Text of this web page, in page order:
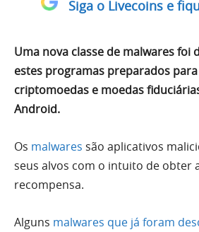
Siga o Livecoins e
Uma nova classe de malwares foi
estes programas preparados
criptomoedas e moedas
Android.
Os malwares são aplicativos
seus alvos com o intuito de obter
recompensa.
Alguns malwares que já foram